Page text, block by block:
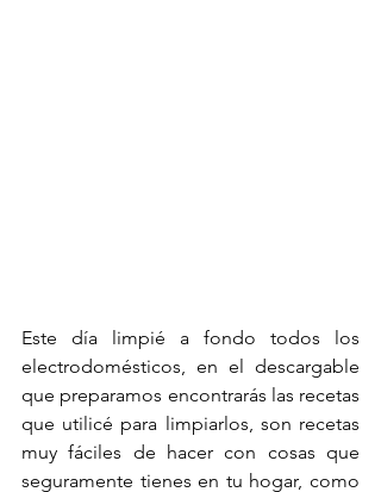
Este día limpié a fondo todos los
electrodomésticos, en el descargable
que preparamos encontrarás las recetas
que utilicé para limpiarlos, son recetas
muy fáciles de hacer con cosas que
seguramente tienes en tu hogar, como